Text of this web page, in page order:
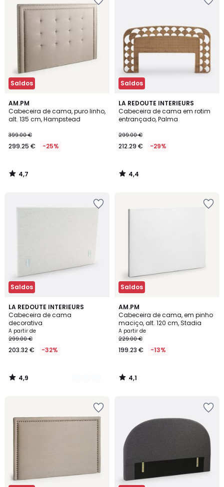
Saldos
AM.PM
Cabeceira de cama, puro linho,
alt. 135 cm, Hampstead
399.00 €
299.25 € -25%
4,7
/ 5
4,7
/
Saldos
LA REDOUTE INTERIEURS
Cabeceira de cama em rotim
entrançado, Palma
299.00 €
212.29 € -29%
4,4
/ 5
4,4
/
Saldos
LA REDOUTE INTERIEURS
Cabeceira de cama
decorativa
A partir de
299.00 €
203.32 € -32%
4,9
/ 5
2
Cores
4,9
/
Saldos
AM.PM
Cabeceira de cama, em pinho
maciço, alt. 120 cm, Stadia
A partir de
229.00 €
199.23 € -13%
4,1
/ 5
4,1
/